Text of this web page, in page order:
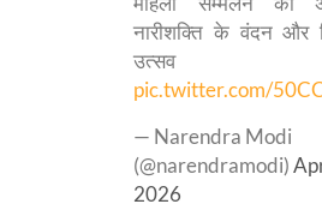
नारीशक्ति के वंदन और
उत्सव
pic.twitter.com/
— Narendra Modi
(@narendramodi)
2026